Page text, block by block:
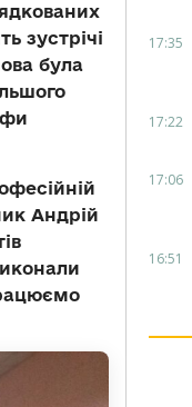
зустрічі
була
Андрій
17:35
17:22
17:06
16:51